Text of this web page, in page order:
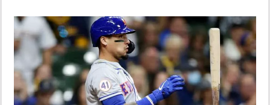
POLÍTICA
SHOW
DEPORTES